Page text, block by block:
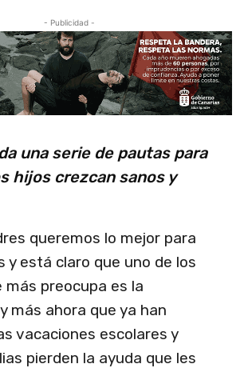
- Publicidad -
una serie de pautas para
hijos crezcan sanos y
queremos lo mejor para
y está claro que uno de los
más preocupa es la
más ahora que ya han
vacaciones escolares y
pierden la ayuda que les